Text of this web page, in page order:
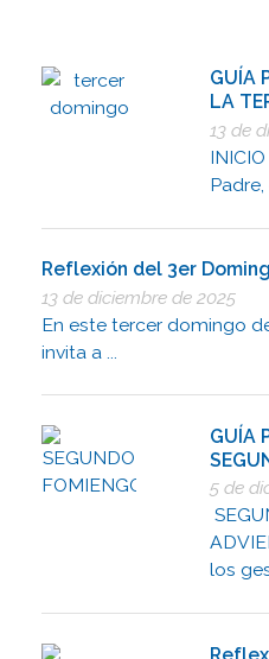
GUÍA
LA
13 de
Reflexión del 3er
13 de diciembre de 2025
En este tercer domingo
invita a ...
GUÍA
5 de
los